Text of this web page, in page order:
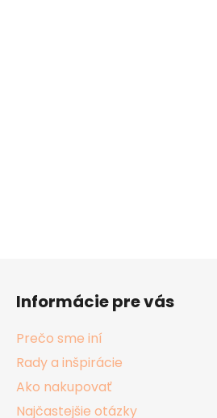
Informácie pre vás
Prečo sme iní
Rady a inšpirácie
Ako nakupovať
Najčastejšie otázky